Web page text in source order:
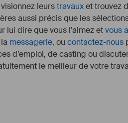
visionnez leurstravauxet trouvez
aussi précis que les
lui dire que vous l’aimez etvous
messagerie, ou contactez-nous
d’emploi, de casting ou
le meilleur de votre